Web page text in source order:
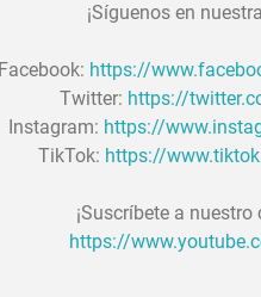
¡Síguenos en
Facebook: https://
Twitter: https://
Instagram: https://
TikTok: https://
¡Suscríbete a
https://